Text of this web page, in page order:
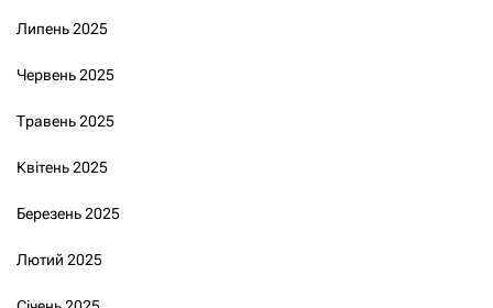
Липень 2025
Червень 2025
Травень 2025
Квітень 2025
Березень 2025
Лютий 2025